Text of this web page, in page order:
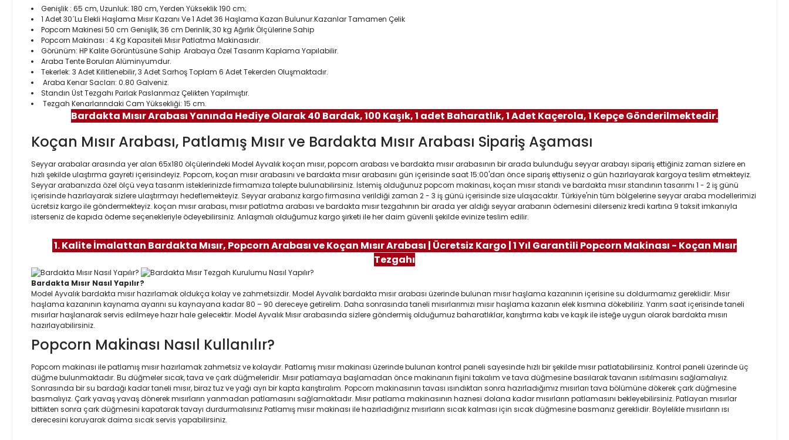
Genişlik : 65 cm, Uzunluk: 180 cm, Yerden Yükseklik 190 cm;
1 Adet 30´Lu Elekli Haşlama Mısır Kazanı Ve 1 Adet 36 Haşlama Kazan Bulunur.Kazanlar Tamamen Çelik
Popcorn Makinesi 50 cm Genişlik, 36 cm Derinlik, 30 kg Ağırlık Ölçülerine Sahip
Popcorn Makinası : 4 Kg Kapasiteli Mısır Patlatma Makinasıdır.
Görünüm: HP Kalite Görüntüsüne Sahip Arabaya Özel Tasarım Kaplama Yapılabilir.
Araba Tente Boruları Alüminyumdur.
Tekerlek: 3 Adet Kilitlenebilir, 3 Adet Sarhoş Toplam 6 Adet Tekerden Oluşmaktadır.
Araba Kenar Sacları: 0.80 Galveniz.
Standın Üst Tezgahı Parlak Paslanmaz Çelikten Yapılmıştır.
Tezgah Kenarlarındaki Cam Yüksekliği: 15 cm.
Bardakta Mısır Arabası Yanında Hediye Olarak 40 Bardak, 100 Kaşık, 1 adet Baharatlık, 1 Adet Kaçerola, 1 Kepçe Gönderilmektedir.
Koçan Mısır Arabası, Patlamış Mısır ve Bardakta Mısır Arabası Sipariş Aşaması
Seyyar arabalar arasında yer alan 65x180 ölçülerindeki Model Ayvalık koçan mısır, popcorn arabası ve bardakta mısır arabasının bir arada bulunduğu seyyar arabayı sipariş ettiğiniz zaman sizlere en
hızlı şekilde ulaştırma gayreti içerisindeyiz. Popcorn, koçan mısır arabasını ve bardakta mısır arabasını gün içerisinde saat 15:00'dan önce sipariş ettiyseniz o gün hazırlayarak kargoya teslim etmekteyiz.
Seyyar arabanızda özel ölçü veya tasarım isteklerinizde firmamıza talepte bulunabilirsiniz. İstemiş olduğunuz popcorn makinası, koçan mısır standı ve bardakta mısır standının tasarımı 1 - 2 iş günü
içerisinde hazırlayarak sizlere ulaştırmayı hedeflemekteyiz. Seyyar arabanız kargo firmasına verildiği zaman 2 - 3 iş günü içerisinde size ulaşacaktır. Türkiye'nin tüm bölgelerine seyyar araba modellerimizi
ücretsiz kargo ile göndermekteyiz. koçan mısır arabası, mısır patlatma arabası ve bardakta mısır tezgahının bir arada yer aldığı seyyar arabanın ödemesini dilerseniz kredi kartına 9 taksit imkanıyla
isterseniz de kapıda ödeme seçenekleriyle ödeyebilirsiniz. Anlaşmalı olduğumuz kargo şirketi ile her daim güvenli şekilde evinize teslim edilir.
1. Kalite İmalattan Bardakta Mısır, Popcorn Arabası ve Koçan Mısır Arabası | Ücretsiz Kargo | 1 Yıl Garantili Popcorn Makinası - Koçan Mısır
Tezgahı
Bardakta Mısır Nasıl Yapılır?
Model Ayvalık bardakta mısır hazırlamak oldukça kolay ve zahmetsizdir. Model Ayvalık bardakta mısır arabası üzerinde bulunan mısır haşlama kazanının içerisine su doldurmamız gereklidir. Mısır
haşlama kazanının kaynama ayarını su kaynayana kadar 80 – 90 dereceye getirelim. Daha sonrasında taneli mısırlarımızı mısır haşlama kazanın elek kısmına dökebiliriz. Yarım saat içerisinde taneli
mısırlar haşlanarak servis edilmeye hazır hale gelecektir. Model Ayvalık Mısır arabasında sizlere göndermiş olduğumuz baharatlıklar, karıştırma kabı ve kaşık ile isteğe uygun olarak bardakta mısırı
hazırlayabilirsiniz.
Popcorn Makinası Nasıl Kullanılır?
Popcorn makinası ile patlamış mısır hazırlamak zahmetsiz ve kolaydır. Patlamış mısır makinası üzerinde bulunan kontrol paneli sayesinde hızlı bir şekilde mısır patlatabilirsiniz. Kontrol paneli üzerinde üç
düğme bulunmaktadır. Bu düğmeler sıcak, tava ve çark düğmeleridir. Mısır patlamaya başlamadan önce makinanın fişini takalım ve tava düğmesine basılarak tavanın ısıtılmasını sağlamalıyız.
Sonrasında bir su bardağı kadar taneli mısır, biraz tuz ve yağı ayrı bir kapta karıştıralım. Popcorn makinasının tavası ısındıktan sonra hazırladığımız mısırları tava bölümüne dökerek çark düğmesine
basmalıyız. Çark yavaş yavaş dönerek mısırların yanmadan patlamasını sağlamaktadır. Mısır patlama makinasının haznesi dolana kadar mısırların patlamasını bekleyebilirsiniz. Patlayan mısırlar
bittikten sonra çark düğmesini kapatarak tavayı durdurmalısınız Patlamış mısır makinası ile hazırladığınız mısırların sıcak kalması için sıcak düğmesine basmanız gereklidir. Böylelikle mısırların ısı
derecesini koruyarak daima sıcak servis yapabilirsiniz.